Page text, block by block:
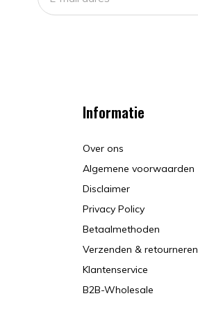
Informatie
Over ons
Algemene voorwaarden
Disclaimer
Privacy Policy
Betaalmethoden
Verzenden & retourneren
Klantenservice
B2B-Wholesale